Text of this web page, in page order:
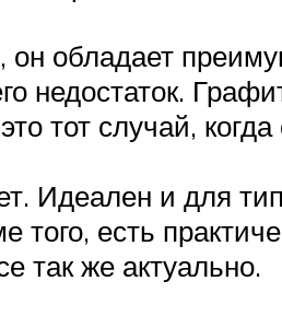
обладает
недостаток.
тот случай, когда
Идеален и для
есть
так же актуально.